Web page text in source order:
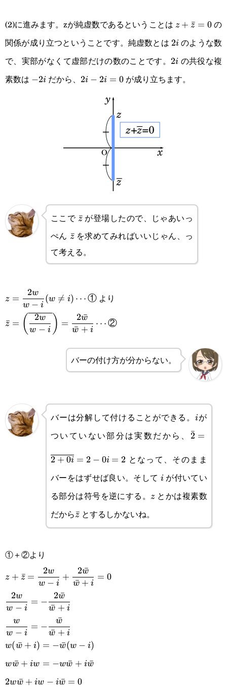
(2)に進みます。zが純虚数であるということは z+\bar
z=0
z + z
ˉ = 0の
関係が成り立つということです。純虚数とは 2i
2i のような数
で、実部がなくて虚部だけの数のことです。 2i
2i の共役な複
素数は -2i
−2i だから、 2i-
2i − 2i = 0が成り立ちます。
ここで\bar
z
z
ˉが登場したので、じゃあいっ
ぺん \bar
z
z
ˉを求めてみればいいじゃん、っ
て考える。
\displaystyle
z=\frac{2w}{w-i}
(w\not
=i)\cdots\text{①}
z =
w − i
2w
(w 
= i) ⋯①より
\displaystyle \bar
z=\left(\overline{\frac{2w}
{w-i}}\right)=\frac{2\bar
z
ˉ = ( w − i
2w ) =
w
ˉ + i
2w
ˉ
⋯②
バーの付け方が分からない。
バーは分解して付けることができる。i
iが
ついていない部分は実数だから、
\bar
2
ˉ =
2 + 0i = 2 − 0i = 2 となって、そのまま
バーをはずせば良い。そして i
iが付いてい
る部分は符号を逆にする。z
zとかは複素数
だから\bar
z
z
ˉ とするしかないね。
①＋②より
\displaystyle z+\bar
z=\frac{2w}{w-
i}+\frac{2\bar w}{\bar
w+i}=0\\\displaystyle
\frac{2w}{w-i}=-
\frac{2\bar w}{\bar
w+i}\\\displaystyle\frac{w}
z + z
ˉ =
w − i
2w
+
w
ˉ + i
2w
ˉ
= 0
w − i
2w
= −
w
ˉ + i
2w
ˉ
w − i
w
= −
w
ˉ + i
w
ˉ
w(w
ˉ + i) = −w
ˉ(w − i)
ww
ˉ + iw = −ww
ˉ + iw
ˉ
2ww
ˉ + iw − iw
ˉ = 0